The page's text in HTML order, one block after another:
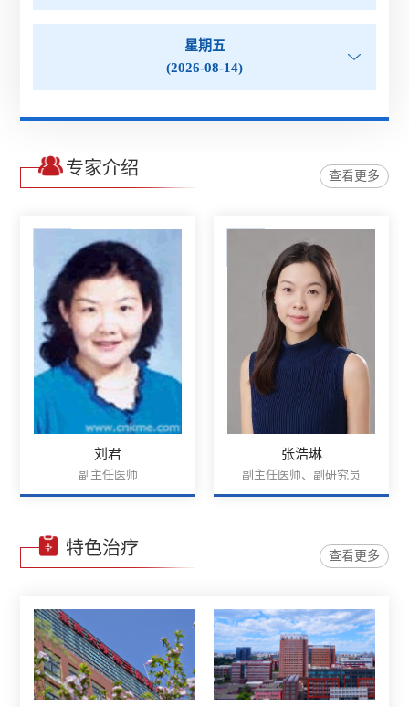
星期五
(2026-08-14)
专家介绍 查看更多
刘君
副主任医师
张浩琳
副主任医师、副研究员
特色治疗 查看更多